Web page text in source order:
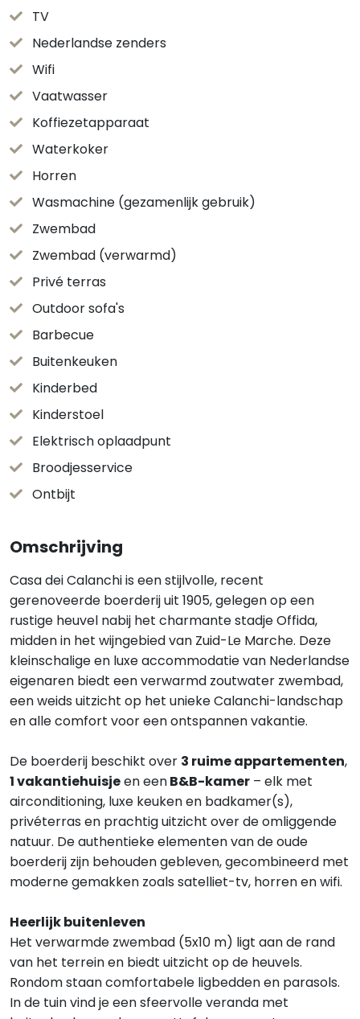
TV
Nederlandse zenders
Wifi
Vaatwasser
Koffiezetapparaat
Waterkoker
Horren
Wasmachine (gezamenlijk gebruik)
Zwembad
Zwembad (verwarmd)
Privé terras
Outdoor sofa's
Barbecue
Buitenkeuken
Kinderbed
Kinderstoel
Elektrisch oplaadpunt
Broodjesservice
Ontbijt
Omschrijving
Casa dei Calanchi is een stijlvolle, recent
gerenoveerde boerderij uit 1905, gelegen op een
rustige heuvel nabij het charmante stadje Offida,
midden in het wijngebied van Zuid-Le Marche. Deze
kleinschalige en luxe accommodatie van Nederlandse
eigenaren biedt een verwarmd zoutwater zwembad,
een weids uitzicht op het unieke Calanchi-landschap
en alle comfort voor een ontspannen vakantie.
De boerderij beschikt over 3 ruime appartementen,
1 vakantiehuisjeen eenB&B-kamer – elk met
airconditioning, luxe keuken en badkamer(s),
privéterras en prachtig uitzicht over de omliggende
natuur. De authentieke elementen van de oude
boerderij zijn behouden gebleven, gecombineerd met
moderne gemakken zoals satelliet-tv, horren en wifi.
Heerlijk buitenleven
Het verwarmde zwembad (5x10 m) ligt aan de rand
van het terrein en biedt uitzicht op de heuvels.
Rondom staan comfortabele ligbedden en parasols.
In de tuin vind je een sfeervolle veranda met